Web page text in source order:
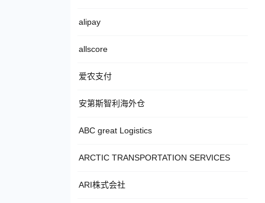
alipay
allscore
爱农支付
安第斯智利海外仓
ABC great Logistics
ARCTIC TRANSPORTATION SERVICES
ARI株式会社